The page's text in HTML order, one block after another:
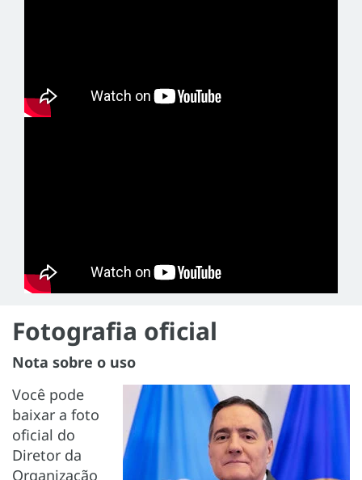
Fotografia oficial
Nota sobre o uso
Você pode
baixar a foto
oficial do
Diretor da
Organização